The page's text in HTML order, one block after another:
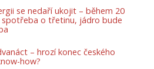
se nedaří ukojit – během 20
o třetinu, jádro bude
– hrozí konec českého
how?